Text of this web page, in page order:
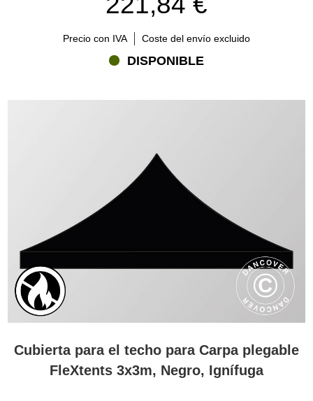
Precio con IVA Coste del envío excluido
DISPONIBLE
Cubierta para el techo para Carpa plegable
FleXtents 3x3m, Negro, Ignífuga